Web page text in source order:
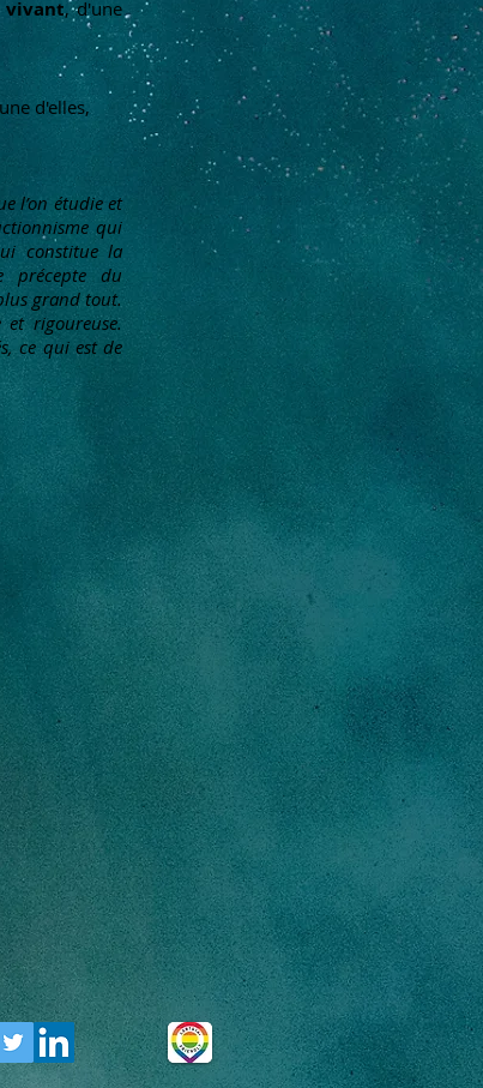
vivant, d'une
d'elles,
l’on étudie et
qui
constitue la
précepte du
grand tout.
rigoureuse.
ce qui est de